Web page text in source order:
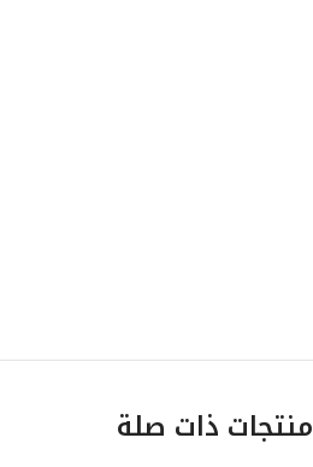
منتجات ذات صلة